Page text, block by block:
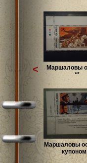
Маршаловы
**
Маршаловы
купоном
<